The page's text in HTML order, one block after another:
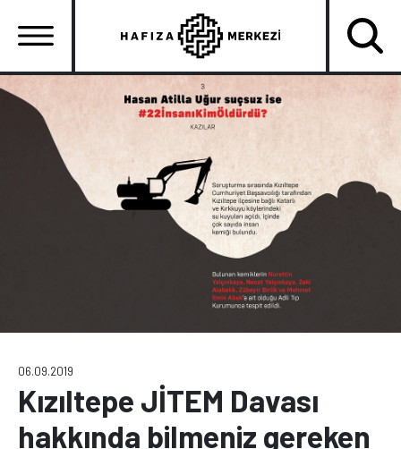
atla
Ana
gezinti
menüsü
06.09.2019
Kızıltepe JİTEM Davası
hakkında bilmeniz gereken